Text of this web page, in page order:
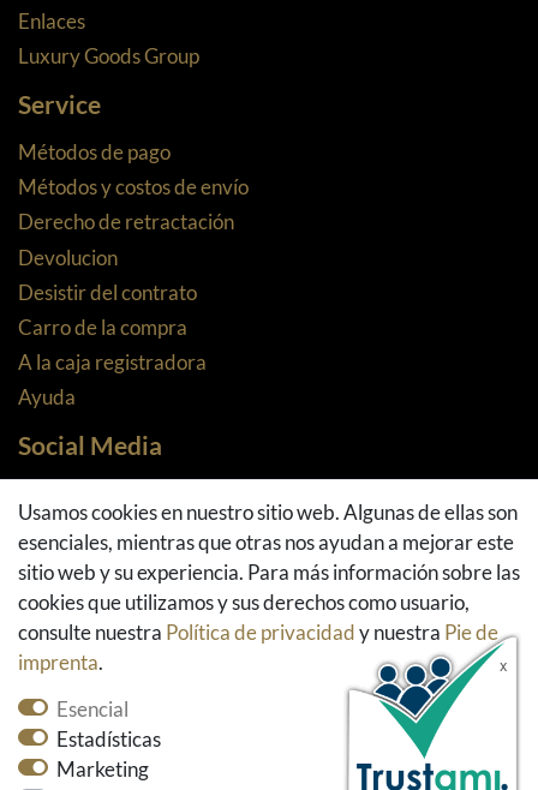
Enlaces
Luxury Goods Group
Service
Métodos de pago
Métodos y costos de envío
Derecho de retractación
Devolucion
Desistir del contrato
Carro de la compra
A la caja registradora
Ayuda
Social Media
Instagram
Pinterest
Youtube
Houzz
Usamos cookies en nuestro sitio web. Algunas de ellas son
esenciales, mientras que otras nos ayudan a mejorar este
sitio web y su experiencia. Para más información sobre las
cookies que utilizamos y sus derechos como usuario,
consulte nuestra Política de privacidady nuestra Pie de
imprenta.
Esencial
Estadísticas
Marketing